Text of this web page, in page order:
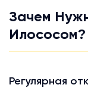
Зачем
Илососом?
Регулярная